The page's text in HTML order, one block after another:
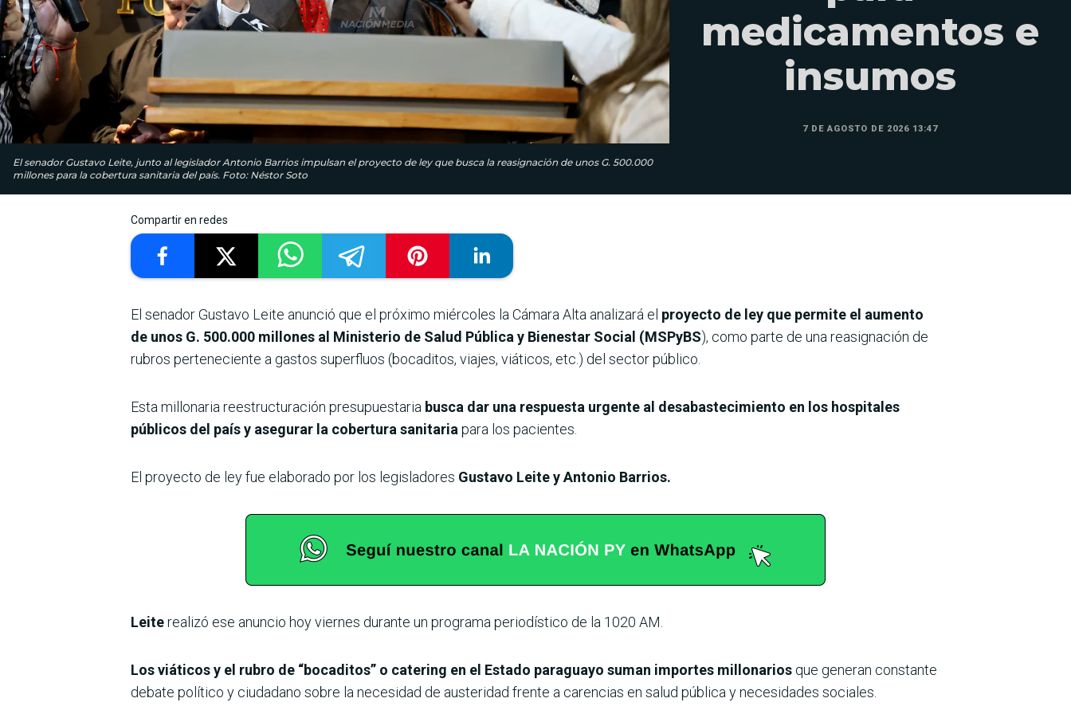
El senador Gustavo Leite, junto al legislador Antonio Barrios impulsan el proyecto de ley que busca la reasignación de unos G. 500.000
millones para la cobertura sanitaria del país. Foto: Néstor Soto
medicamentos e
insumos
7 DE AGOSTO DE 2026 13:47
Compartir en redes
El senador Gustavo Leite anunció que el próximo miércoles la Cámara Alta analizará el proyecto de ley que permite el aumento
de unos G. 500.000 millones al Ministerio de Salud Pública y Bienestar Social (MSPyBS), como parte de una reasignación de
rubros perteneciente a gastos superfluos (bocaditos, viajes, viáticos, etc.) del sector público.
Esta millonaria reestructuración presupuestaria busca dar una respuesta urgente al desabastecimiento en los hospitales
públicos del país y asegurar la cobertura sanitaria para los pacientes.
El proyecto de ley fue elaborado por los legisladores Gustavo Leite y Antonio Barrios.
Leiterealizó ese anuncio hoy viernes durante un programa periodístico de la 1020 AM.
Los viáticos y el rubro de “bocaditos” o catering en el Estado paraguayo suman importes millonarios que generan constante
debate político y ciudadano sobre la necesidad de austeridad frente a carencias en salud pública y necesidades sociales.